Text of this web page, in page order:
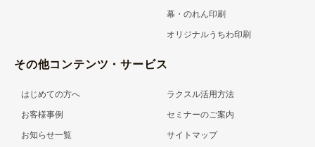
幕・のれん印刷
オリジナルうちわ印刷
その他コンテンツ・サービス
はじめての方へ
お客様事例
お知らせ一覧
ラクスル活用方法
セミナーのご案内
サイトマップ